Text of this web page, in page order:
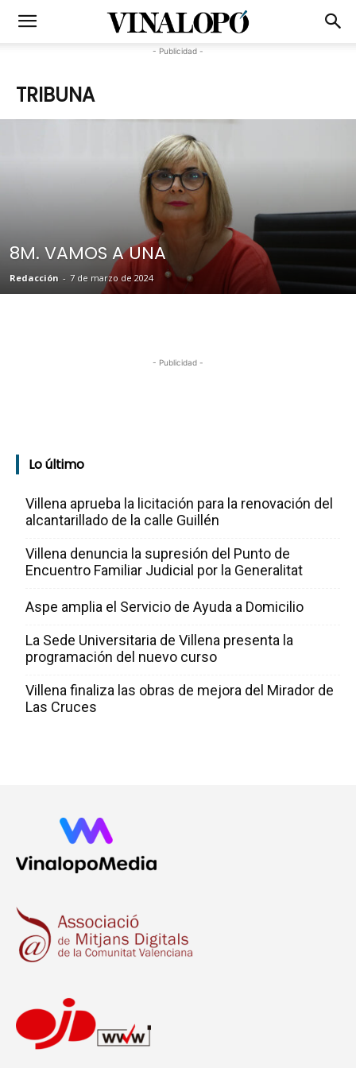
- Publicidad -
TRIBUNA
8M. VAMOS A UNA
Redacción - 7 de marzo de 2024
- Publicidad -
Lo último
Villena aprueba la licitación para la renovación del
alcantarillado de la calle Guillén
Villena denuncia la supresión del Punto de
Encuentro Familiar Judicial por la Generalitat
Aspe amplia el Servicio de Ayuda a Domicilio
La Sede Universitaria de Villena presenta la
programación del nuevo curso
Villena finaliza las obras de mejora del Mirador de
Las Cruces